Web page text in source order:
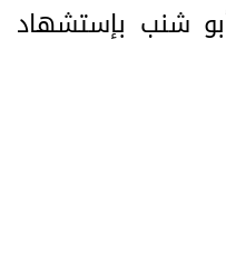
شنب بإستشهاد